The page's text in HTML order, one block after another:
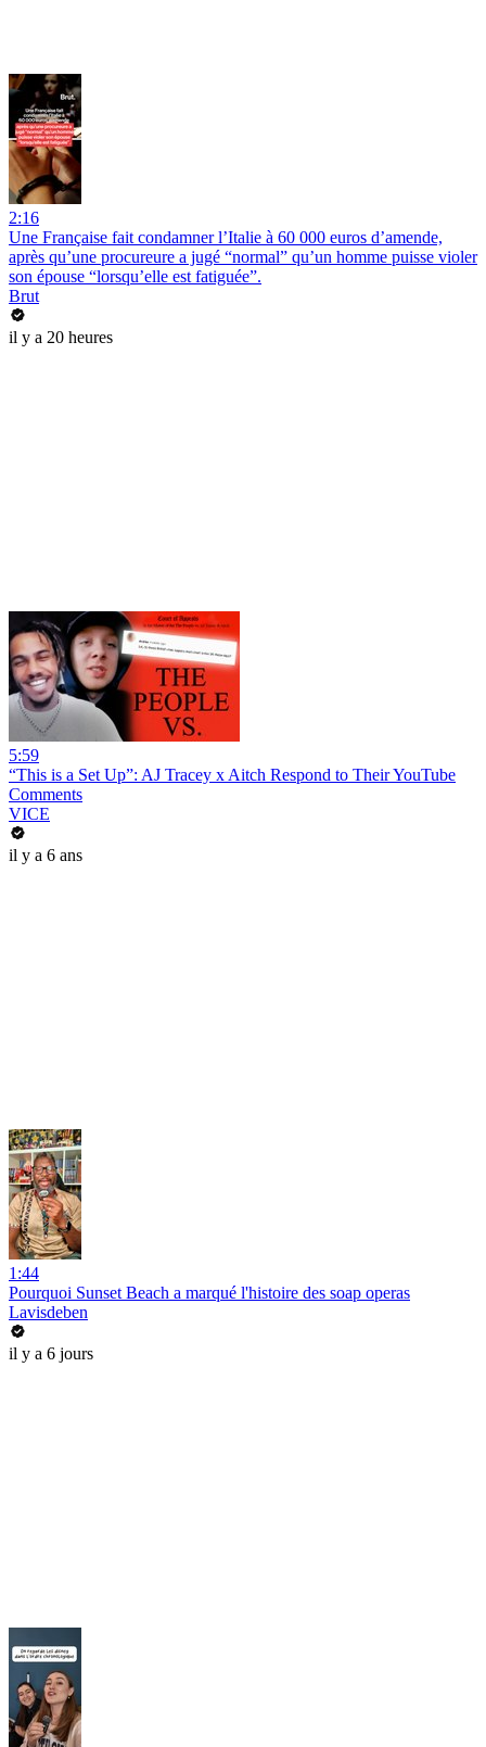
2:16
Une Française fait condamner l’Italie à 60 000 euros d’amende,
après qu’une procureure a jugé “normal” qu’un homme puisse violer
son épouse “lorsqu’elle est fatiguée”.
Brut
il y a 20 heures
5:59
“This is a Set Up”: AJ Tracey x Aitch Respond to Their YouTube
Comments
VICE
il y a 6 ans
1:44
Pourquoi Sunset Beach a marqué l'histoire des soap operas
Lavisdeben
il y a 6 jours